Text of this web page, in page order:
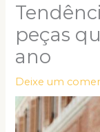
peças
ano
Deixe um